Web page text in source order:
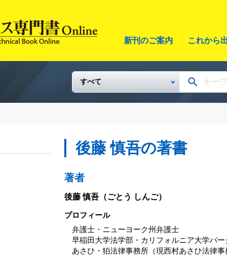
新刊のご案内 これから
後藤 慎吾の著書
著者
後藤 慎吾 （ごとう しんご）
プロフィール
弁護士・ニューヨーク州弁護士
早稲田大学法学部・カリフォルニア大学バ
あさひ・狛法律事務所（現西村あさひ法律